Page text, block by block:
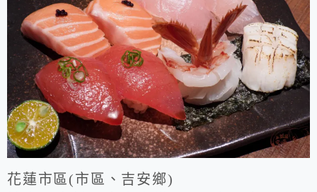
花蓮市區(市區、吉安鄉)